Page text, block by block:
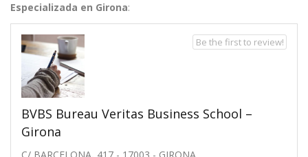
Especializada en Girona:
BVBS Bureau Veritas Business School –
Girona
Be the first to review!